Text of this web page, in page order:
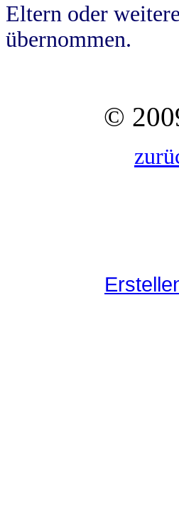
Eltern oder
übernommen.
©